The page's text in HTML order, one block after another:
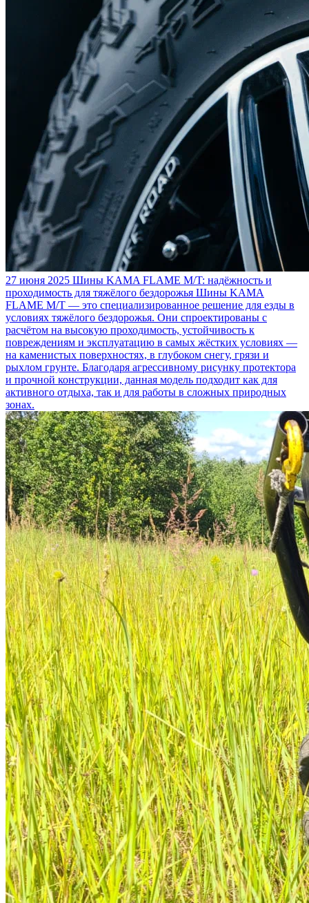
27 июня 2025 Шины KAMA FLAME M/T: надёжность и
проходимость для тяжёлого бездорожья Шины KAMA
FLAME M/T — это специализированное решение для езды в
условиях тяжёлого бездорожья. Они спроектированы с
расчётом на высокую проходимость, устойчивость к
повреждениям и эксплуатацию в самых жёстких условиях —
на каменистых поверхностях, в глубоком снегу, грязи и
рыхлом грунте. Благодаря агрессивному рисунку протектора
и прочной конструкции, данная модель подходит как для
активного отдыха, так и для работы в сложных природных
зонах.